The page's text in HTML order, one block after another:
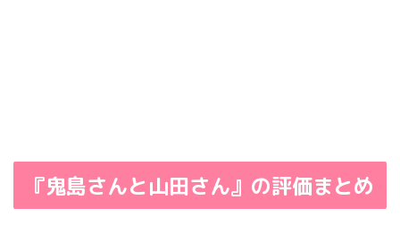
『鬼島さんと山田さん』の評価まとめ